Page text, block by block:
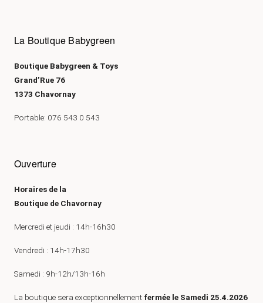
La Boutique Babygreen
Boutique Babygreen & Toys
Grand’Rue 76
1373 Chavornay
Portable: 076 543 0 543
Ouverture
Horaires de la
Boutique de Chavornay
Mercredi et jeudi : 14h-16h30
Vendredi : 14h-17h30
Samedi : 9h-12h/13h-16h
La boutique sera exceptionnellement fermée le Samedi 25.4.2026